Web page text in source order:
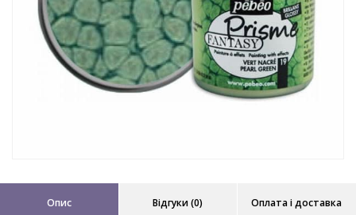
Опис Відгуки (0) Оплата і доставка